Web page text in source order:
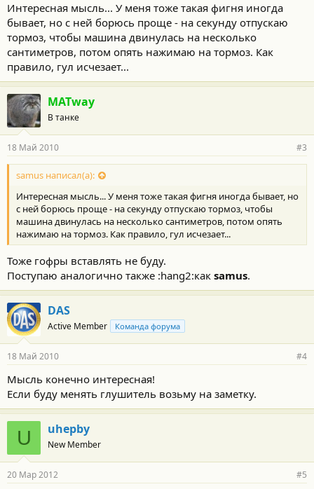
Интересная мысль... У меня тоже такая фигня иногда
бывает, но с ней борюсь проще - на секунду отпускаю
тормоз, чтобы машина двинулась на несколько
сантиметров, потом опять нажимаю на тормоз. Как
правило, гул исчезает...
MATway
В танке
18 Май 2010 #3
samus написал(а):
Интересная мысль... У меня тоже такая фигня иногда бывает, но
с ней борюсь проще - на секунду отпускаю тормоз, чтобы
машина двинулась на несколько сантиметров, потом опять
нажимаю на тормоз. Как правило, гул исчезает...
Тоже гофры вставлять не буду.
Поступаю аналогично также :hang2:как samus.
DAS
Active Member Команда форума
18 Май 2010 #4
Мысль конечно интересная!
Если буду менять глушитель возьму на заметку.
U uhepby
New Member
20 Мар 2012 #5